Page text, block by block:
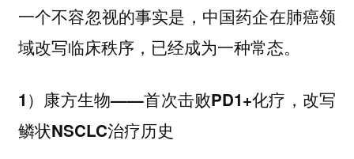
一个不容忽视的事实是，中国药企在肺癌领
域改写临床秩序，已经成为一种常态。
1）康方生物——首次击败PD1+化疗，改写
鳞状NSCLC治疗历史